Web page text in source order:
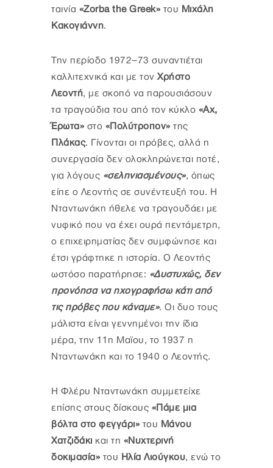
ταινία «Zorba the Greek» του Μιχάλη
Κακογιάννη.
Την περίοδο 1972–73 συναντιέται
καλλιτεχνικά και με τον Χρήστο
Λεοντή, με σκοπό να παρουσιάσουν
τα τραγούδια του από τον κύκλο «Αχ,
Έρωτα» στο «Πολύτροπον» της
Πλάκας. Γίνονται οι πρόβες, αλλά η
συνεργασία δεν ολοκληρώνεται ποτέ,
για λόγους «σεληνιασμένους», όπως
είπε ο Λεοντής σε συνέντευξή του. Η
Νταντωνάκη ήθελε να τραγουδάει με
νυφικό που να έχει ουρά πεντάμετρη,
ο επιχειρηματίας δεν συμφώνησε και
έτσι γράφτηκε η ιστορία. Ο Λεοντής
ωστόσο παρατήρησε: «Δυστυχώς, δεν
προνόησα να ηχογραφήσω κάτι από
τις πρόβες που κάναμε». Οι δυο τους
μάλιστα είναι γεννημένοι την ίδια
μέρα, την 11η Μαϊου, το 1937 η
Νταντωνάκη και το 1940 ο Λεοντής.
Η Φλέρυ Νταντωνάκη συμμετείχε
επίσης στους δίσκους «Πάμε μια
βόλτα στο φεγγάρι» του Μάνου
Χατζιδάκι και τη «Νυχτερινή
δοκιμασία» του Ηλία Λιούγκου, ενώ το